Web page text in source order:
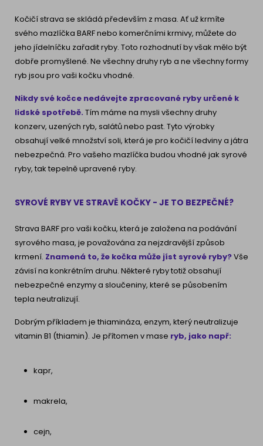
Kočičí strava se skládá především z masa. Ať už krmíte
svého mazlíčka BARF nebo komerčními krmivy, můžete do
jeho jídelníčku zařadit ryby. Toto rozhodnutí by však mělo být
dobře promyšlené. Ne všechny druhy ryb a ne všechny formy
ryb jsou pro vaši kočku vhodné.
Nikdy své kočce nedávejte zpracované ryby určené k
lidské spotřebě. Tím máme na mysli všechny druhy
konzerv, uzených ryb, salátů nebo past. Tyto výrobky
obsahují velké množství soli, která je pro kočičí ledviny a játra
nebezpečná. Pro vašeho mazlíčka budou vhodné jak syrové
ryby, tak tepelně upravené ryby.
SYROVÉ RYBY VE STRAVĚ KOČKY - JE TO BEZPEČNÉ?
Strava BARF pro vaši kočku, která je založena na podávání
syrového masa, je považována za nejzdravější způsob
krmení. Znamená to, že kočka může jíst syrové ryby?Vše
závisí na konkrétním druhu. Některé ryby totiž obsahují
nebezpečné enzymy a sloučeniny, které se působením
tepla neutralizují.
Dobrým příkladem je thiamináza, enzym, který neutralizuje
vitamin B1 (thiamin). Je přítomen v mase ryb, jako např:
kapr,
makrela,
cejn,